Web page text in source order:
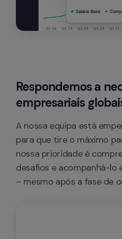
Respondemos a
empresariais
A nossa equipa está
para que tire o máximo
nossa prioridade é
desafios e acompanhá-lo
– mesmo após a fase de